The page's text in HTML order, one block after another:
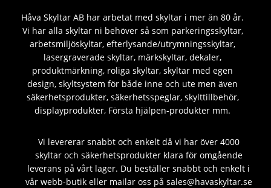
Håva Skyltar AB har arbetat med skyltar i mer än 80 år.
Vi har alla skyltar ni behöver så som parkeringsskyltar,
arbetsmiljöskyltar, efterlysande/utrymningsskyltar,
lasergraverade skyltar, märkskyltar, dekaler,
produktmärkning, roliga skyltar, skyltar med egen
design, skyltsystem för både inne och ute men även
säkerhetsprodukter, säkerhetsspeglar, skylttillbehör,
displayprodukter, Första hjälpen-produkter mm.
Vi levererar snabbt och enkelt då vi har över 4000
skyltar och säkerhetsprodukter klara för omgående
leverans på vårt lager. Du beställer snabbt och enkelt i
vår webb-butik eller mailar oss på sales@havaskyltar.se